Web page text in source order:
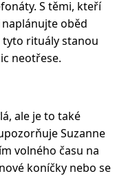
S těmi, kteří
oběd
tyto rituály stanou
neotřese.
ale je to také
Suzanne
volného času na
koníčky nebo se